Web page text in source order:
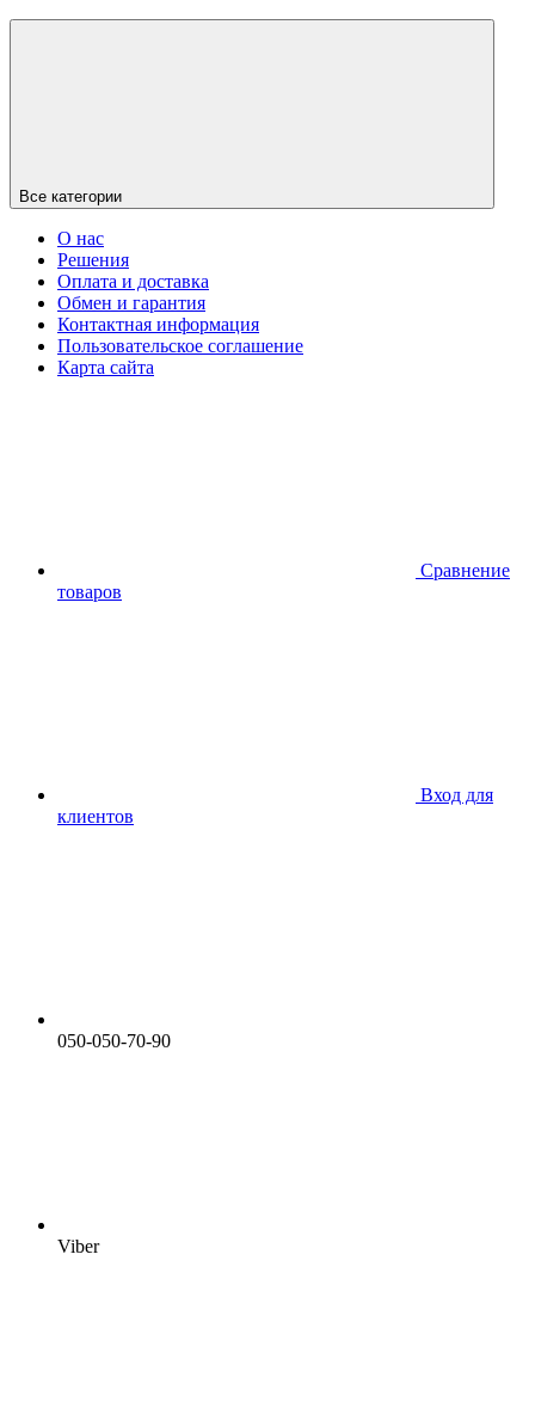
Все категории
О нас
Решения
Оплата и доставка
Обмен и гарантия
Контактная информация
Пользовательское соглашение
Карта сайта
Сравнение
товаров
Вход для
клиентов
050-050-70-90
Viber